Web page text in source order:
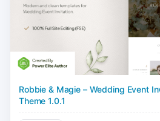
Robbie & Magie – Wedding Event
Theme 1.0.1